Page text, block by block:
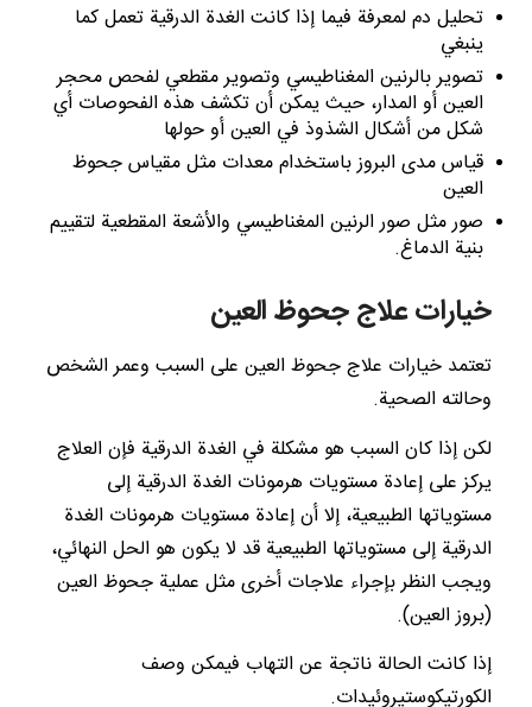
تحليل دم لمعرفة فيما إذا كانت الغدة الدرقية تعمل كما
ينبغي
تصوير بالرنين المغناطيسي وتصوير مقطعي لفحص محجر
العين أو المدار، حيث يمكن أن تكشف هذه الفحوصات أي
شكل من أشكال الشذوذ في العين أو حولها
قياس مدى البروز باستخدام معدات مثل مقياس جحوظ
العين
صور مثل صور الرنين المغناطيسي والأشعة المقطعية لتقييم
بنية الدماغ.
خيارات علاج جحوظ العين
تعتمد خيارات علاج جحوظ العين على السبب وعمر الشخص
وحالته الصحية.
لكن إذا كان السبب هو مشكلة في الغدة الدرقية فإن العلاج
يركز على إعادة مستويات هرمونات الغدة الدرقية إلى
مستوياتها الطبيعية، إلا أن إعادة مستويات هرمونات الغدة
الدرقية إلى مستوياتها الطبيعية قد لا يكون هو الحل النهائي،
ويجب النظر بإجراء علاجات أخرى مثل عملية جحوظ العين
(بروز العين).
إذا كانت الحالة ناتجة عن التهاب فيمكن وصف
الكورتيكوستيروئيدات.